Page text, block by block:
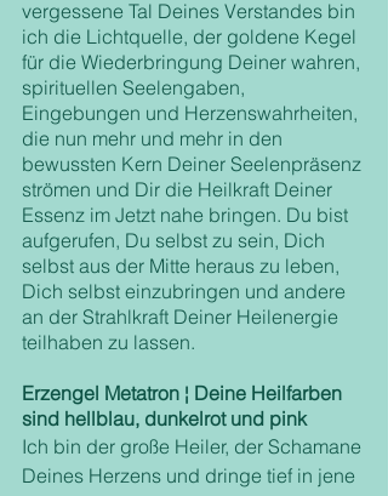
vergessene Tal Deines Verstandes bin
ich die Lichtquelle, der goldene Kegel
für die Wiederbringung Deiner wahren,
spirituellen Seelengaben,
Eingebungen und Herzenswahrheiten,
die nun mehr und mehr in den
bewussten Kern Deiner Seelenpräsenz
strömen und Dir die Heilkraft Deiner
Essenz im Jetzt nahe bringen. Du bist
aufgerufen, Du selbst zu sein, Dich
selbst aus der Mitte heraus zu leben,
Dich selbst einzubringen und andere
an der Strahlkraft Deiner Heilenergie
teilhaben zu lassen.
Erzengel Metatron ¦ Deine Heilfarben
sind hellblau, dunkelrot und pink
Ich bin der große Heiler, der Schamane
Deines Herzens und dringe tief in jene